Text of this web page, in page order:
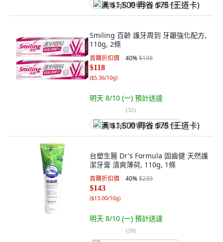
满 $1,500 再省 $75 (王道卡)
Smiling 百齡 護牙周到 牙齦強化配方,
110g, 2條
首購折扣價 40%$198
$118
($5.36/10g)
明天 8/10 (一) 預計送達
(32)
满 $1,500 再省 $75 (王道卡)
台塑生醫 Dr's Formula 固齒健 天然護
潔牙膏 清爽薄荷, 110g, 1條
首購折扣價 40%$239
$143
($13.00/10g)
明天 8/10 (一) 預計送達
(20)